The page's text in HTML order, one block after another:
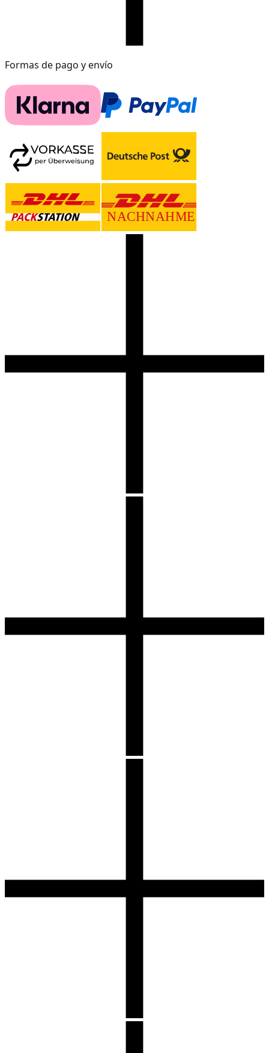
Formas de pago y envío